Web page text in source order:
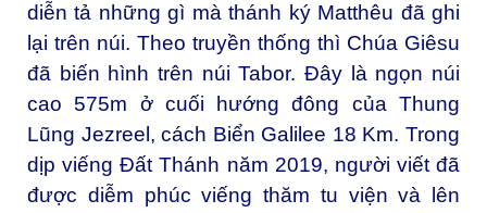
diễn tả những gì mà thánh ký Matthêu đã ghi
lại trên núi. Theo truyền thống thì Chúa Giêsu
đã biến hình trên núi Tabor. Đây là ngọn núi
cao 575m ở cuối hướng đông của Thung
Lũng Jezreel, cách Biển Galilee 18 Km. Trong
dịp viếng Đất Thánh năm 2019, người viết đã
được diễm phúc viếng thăm tu viện và lên